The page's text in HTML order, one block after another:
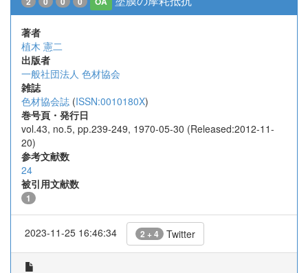
著者
植木 憲二
出版者
一般社団法人 色材協会
雑誌
色材協会誌 (ISSN:0010180X)
巻号頁・発行日
vol.43, no.5, pp.239-249, 1970-05-30 (Released:2012-11-
20)
参考文献数
24
被引用文献数
1
2023-11-25 16:46:34 2 + 4 Twitter